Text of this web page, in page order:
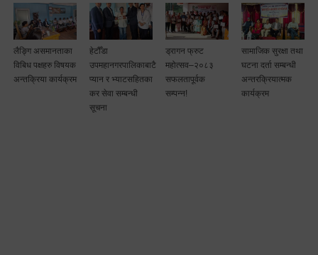
लैङ्गि असमानताका
विबिध पक्षहरु विषयक
अन्तक्रिया कार्यक्रम
हेटौँडा
उपमहानगरपालिकाबाटै
प्यान र भ्याटसहितका
कर सेवा सम्बन्धी
सूचना
ड्रागन फ्रुट
महोत्सव–२०८३
सफलतापूर्वक
सम्पन्न!
सामाजिक सुरक्षा तथा
घटना दर्ता सम्बन्धी
अन्तरक्रियात्मक
कार्यक्रम